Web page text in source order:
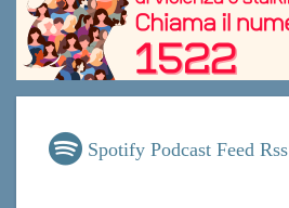
Spotify Podcast Feed Rss